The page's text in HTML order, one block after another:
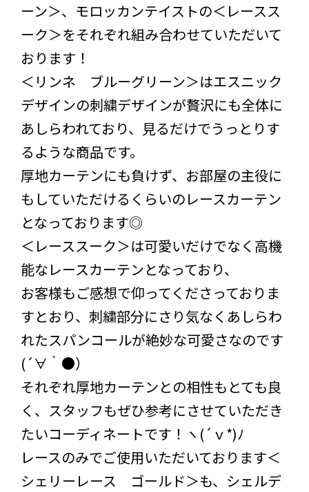
ーン＞、モロッカンテイストの＜レースス
ーク＞をそれぞれ組み合わせていただいて
おります！
＜リンネ ブルーグリーン＞はエスニック
デザインの刺繍デザインが贅沢にも全体に
あしらわれており、見るだけでうっとりす
るような商品です。
厚地カーテンにも負けず、お部屋の主役に
もしていただけるくらいのレースカーテン
となっております◎
＜レーススーク＞は可愛いだけでなく高機
能なレースカーテンとなっており、
お客様もご感想で仰ってくださっておりま
すとおり、刺繍部分にさり気なくあしらわ
れたスパンコールが絶妙な可愛さなのです
(´∀｀●）
それぞれ厚地カーテンとの相性もとても良
く、スタッフもぜひ参考にさせていただき
たいコーディネートです！ヽ(´ｖ*)ﾉ
レースのみでご使用いただいております＜
シェリーレース ゴールド＞も、シェルデ